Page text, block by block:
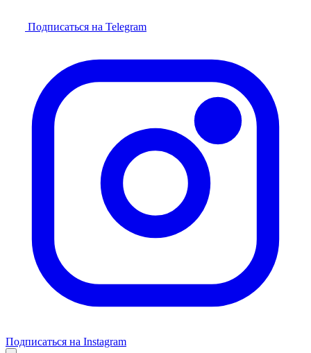
Подписаться на Telegram
Подписаться на Instagram